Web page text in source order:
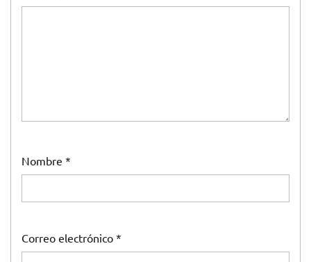
Nombre *
Correo electrónico *